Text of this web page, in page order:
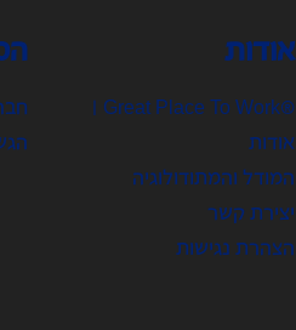
אודות
®Great Place To Work |
אודות
המודל והמתודולוגיה
יצירת קשר
הצהרת נגישות